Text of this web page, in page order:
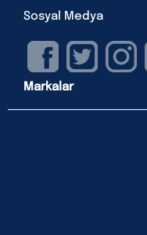
Sosyal Medya
Markalar